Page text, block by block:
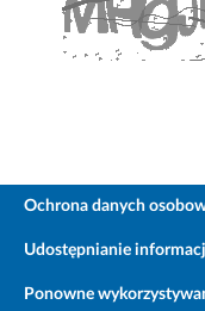
Ochrona danych
Udostępnianie
Ponowne